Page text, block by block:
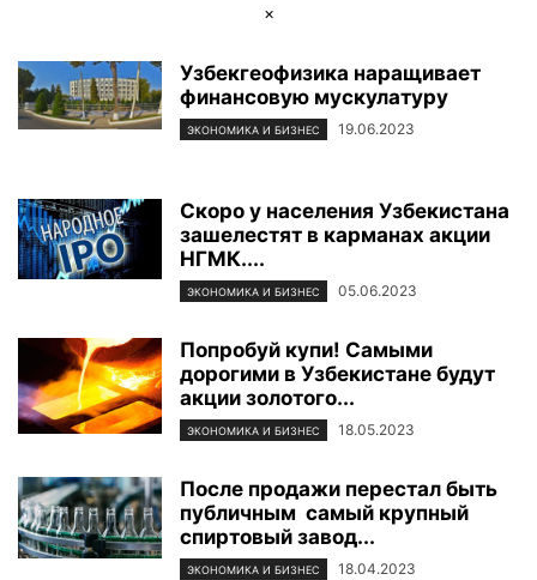
×
Узбекгеофизика наращивает
финансовую мускулатуру
ЭКОНОМИКА И БИЗНЕС 19.06.2023
Скоро у населения Узбекистана
зашелестят в карманах акции
НГМК....
ЭКОНОМИКА И БИЗНЕС 05.06.2023
Попробуй купи! Самыми
дорогими в Узбекистане будут
акции золотого...
ЭКОНОМИКА И БИЗНЕС 18.05.2023
После продажи перестал быть
публичным самый крупный
спиртовый завод...
ЭКОНОМИКА И БИЗНЕС 18.04.2023